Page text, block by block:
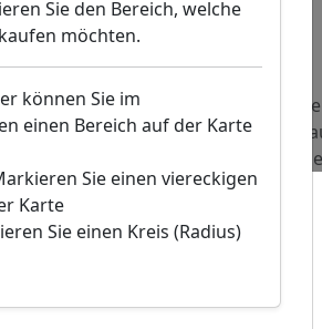
Adressen
Kunstgalerien
Sie den Bereich, welche
möchten.
können Sie im
einen Bereich auf der Karte
Sie einen viereckigen
Karte
Sie einen Kreis (Radius)